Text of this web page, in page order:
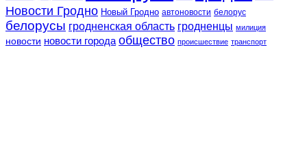
Новости Гродно Новый Гродно автоновости белорус
белорусы гродненская область гродненцы милиция
новости новости города общество происшествие транспорт